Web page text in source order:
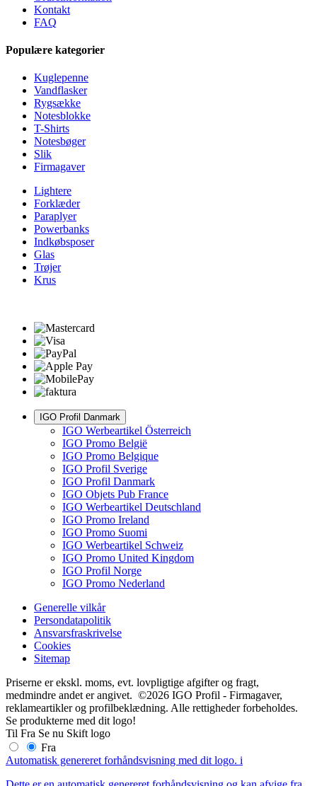
Kontakt
FAQ
Populære kategorier
Kuglepenne
Vandflasker
Rygsække
Notesblokke
T-Shirts
Notesbøger
Slik
Firmagaver
Lightere
Forklæder
Paraplyer
Powerbanks
Indkøbsposer
Glas
Trøjer
Krus
IGO Profil Danmark
IGO Werbeartikel Österreich
IGO Promo België
IGO Promo Belgique
IGO Profil Sverige
IGO Profil Danmark
IGO Objets Pub France
IGO Werbeartikel Deutschland
IGO Promo Ireland
IGO Promo Suomi
IGO Werbeartikel Schweiz
IGO Promo United Kingdom
IGO Profil Norge
IGO Promo Nederland
Generelle vilkår
Persondatapolitik
Ansvarsfraskrivelse
Cookies
Sitemap
Priserne er ekskl. moms, evt. lovpligtige afgifter og fragt,
medmindre andet er angivet. ©2026 IGO Profil - Firmagaver,
reklameartikler og profilbeklædning. Alle rettigheder forbeholdes.
Se produkterne med dit logo!
Til Fra Se nu Skift logo
Fra
Automatisk genereret forhåndsvisning med dit logo. i